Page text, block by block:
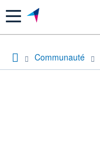
Menu
Communauté